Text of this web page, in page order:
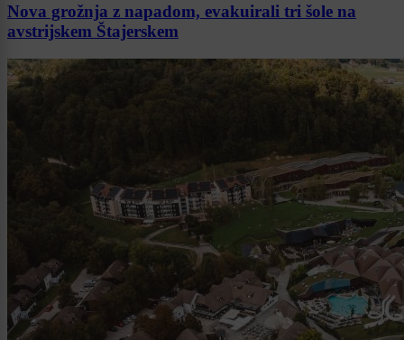
Nova grožnja z napadom, evakuirali tri šole na
avstrijskem Štajerskem